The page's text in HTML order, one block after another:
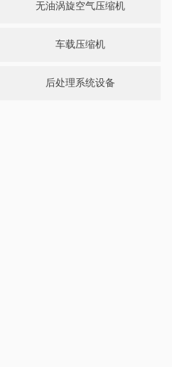
无油涡旋空气压缩机
车载压缩机
后处理系统设备